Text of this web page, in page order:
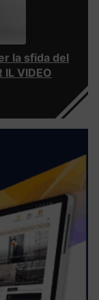
la sfida del
VIDEO